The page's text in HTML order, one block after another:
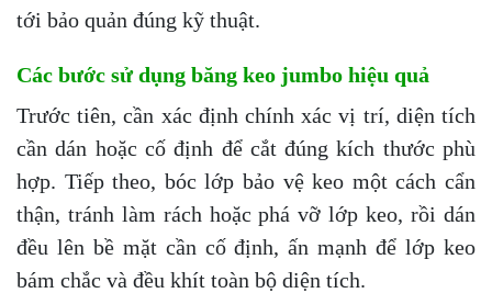
tới bảo quản đúng kỹ thuật.
Các bước sử dụng băng keo jumbo hiệu quả
Trước tiên, cần xác định chính xác vị trí, diện tích
cần dán hoặc cố định để cắt đúng kích thước phù
hợp. Tiếp theo, bóc lớp bảo vệ keo một cách cẩn
thận, tránh làm rách hoặc phá vỡ lớp keo, rồi dán
đều lên bề mặt cần cố định, ấn mạnh để lớp keo
bám chắc và đều khít toàn bộ diện tích.